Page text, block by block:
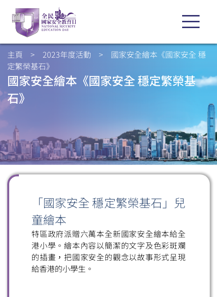
主頁 > 2023年度活動 > 國家安全繪本《國家安全 穩
定繁榮基石》
國家安全繪本《國家安全 穩定繁榮基
石》
「國家安全 穩定繁榮基石」兒
童繪本
特區政府派贈六萬本全新國家安全繪本給全
港小學。繪本內容以簡潔的文字及色彩斑斕
的插畫，把國家安全的觀念以故事形式呈現
給香港的小學生。